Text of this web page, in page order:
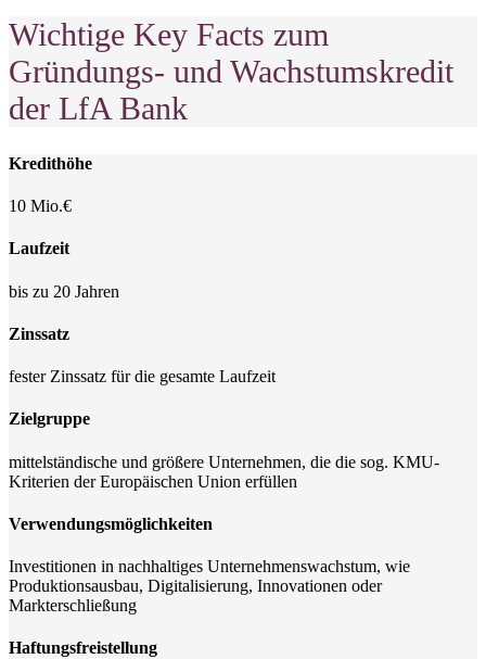
Wichtige Key Facts zum
Gründungs- und Wachstumskredit
der LfA Bank
Kredithöhe
10 Mio.€
Laufzeit
bis zu 20 Jahren
Zinssatz
fester Zinssatz für die gesamte Laufzeit
Zielgruppe
mittelständische und größere Unternehmen, die die sog. KMU-
Kriterien der Europäischen Union erfüllen
Verwendungsmöglichkeiten
Investitionen in nachhaltiges Unternehmenswachstum, wie
Produktionsausbau, Digitalisierung, Innovationen oder
Markterschließung
Haftungsfreistellung